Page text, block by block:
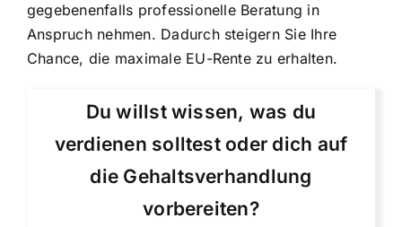
gegebenenfalls professionelle Beratung in
Anspruch nehmen. Dadurch steigern Sie Ihre
Chance, die maximale EU-Rente zu erhalten.
Du willst wissen, was du
verdienen solltest oder dich auf
die Gehaltsverhandlung
vorbereiten?